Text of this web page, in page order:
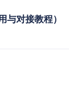
对接教程）